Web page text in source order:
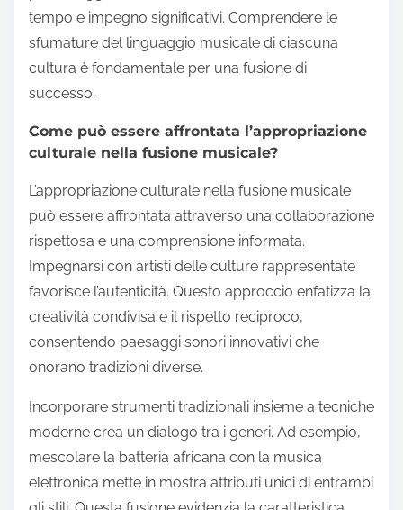
Quali sfide affrontano gli
artisti quando mescolano
culture musicali?
Gli artisti affrontano diverse sfide quando
culturale, l’autenticità e le abilità tecniche.
L’appropriazione culturale può portare a reazioni
negative se gli artisti non rispettano le origini della
musica. Mantenere l’autenticità mentre si sperimenta
con stili diversi è cruciale per la credibilità. Inoltre,
padroneggiare strumenti e tecniche diverse richiede
tempo e impegno significativi. Comprendere le
sfumature del linguaggio musicale di ciascuna
cultura è fondamentale per una fusione di
successo.
Come può essere affrontata l’appropriazione
culturale nella fusione musicale?